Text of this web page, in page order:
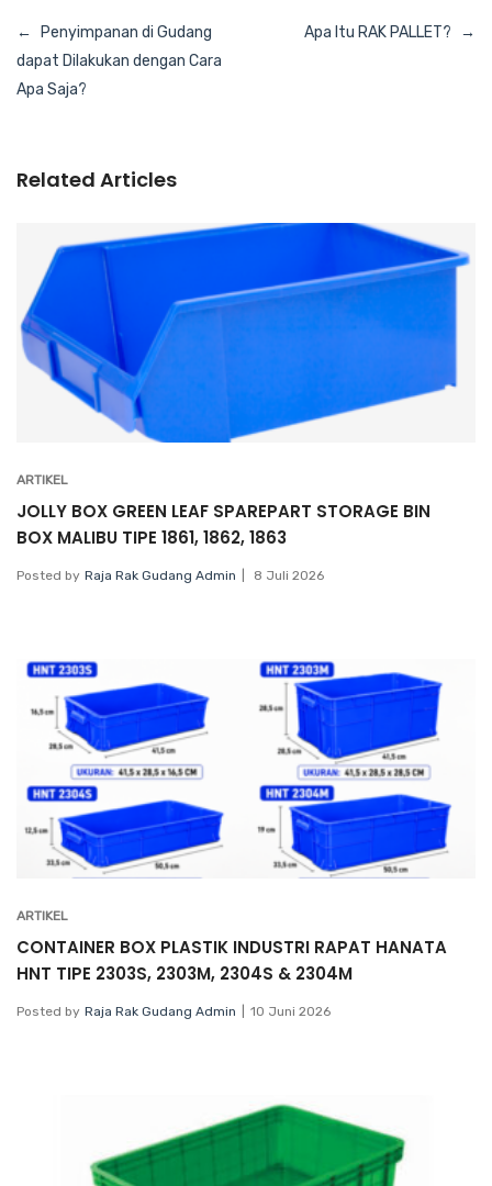
Navigasi
pos
Penyimpanan di Gudang
dapat Dilakukan dengan Cara
Apa Saja?
Apa Itu RAK PALLET?
Related Articles
ARTIKEL
JOLLY BOX GREEN LEAF SPAREPART STORAGE BIN
BOX MALIBU TIPE 1861, 1862, 1863
Posted by Raja Rak Gudang Admin 8 Juli 2026
ARTIKEL
CONTAINER BOX PLASTIK INDUSTRI RAPAT HANATA
HNT TIPE 2303S, 2303M, 2304S & 2304M
Posted by Raja Rak Gudang Admin 10 Juni 2026